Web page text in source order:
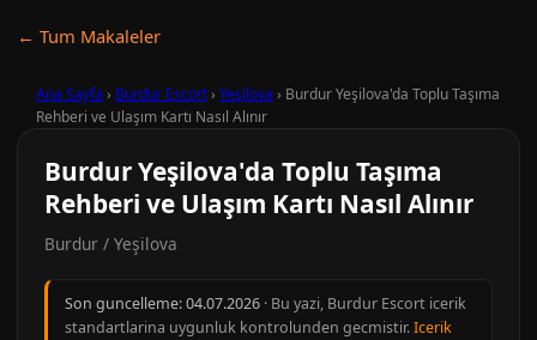
← Tum Makaleler
Ana Sayfa › Burdur Escort› Yeşilova › Burdur Yeşilova'da Toplu Taşıma
Rehberi ve Ulaşım Kartı Nasıl Alınır
Burdur Yeşilova'da Toplu Taşıma
Rehberi ve Ulaşım Kartı Nasıl Alınır
Burdur / Yeşilova
Son guncelleme:04.07.2026 · Bu yazi, Burdur Escort icerik
standartlarina uygunluk kontrolunden gecmistir.Icerik